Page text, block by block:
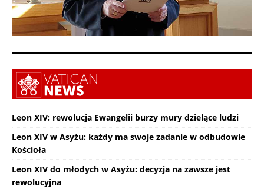
Leon XIV: rewolucja Ewangelii burzy mury dzielące ludzi
Leon XIV w Asyżu: każdy ma swoje zadanie w odbudowie
Kościoła
Leon XIV do młodych w Asyżu: decyzja na zawsze jest
rewolucyjna